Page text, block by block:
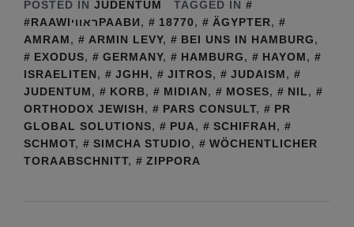
POSTED IN JUDENTUM
TAGGED IN
#RAAWIראוויРААВИ, 18770, ÄGYPTER,
AMRAM, ARMIN LEVY, BEI UNS IN HAMBURG,
EXODUS, GERMANY, HAMBURG, HAYOM,
ISRAELITEN, JGHH, JITROS, JUDAISM,
JUDENTUM, KORB, MIDIAN, MOSES, NIL,
ORTHODOX JEWISH, PARS CONSULT,
PR
GLOBAL SOLUTIONS, PUA, SCHIFRAH,
SCHMOT, SIMCHA STUDIO,
WÖCHENTLICHER
TORAABSCHNITT, ZIPPORA